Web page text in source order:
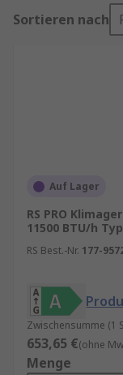
zu ganzjährigen
Finden Sie
Produkte für
Installation von
Klimaanlagen
Wenn Sie auf
beim Kauf auf
der Klimaanlage
industriellen
konstant hohe
Sortieren nach
Auf Lager
RS PRO
11500 BTU/h
RS Best.-Nr. 177-
Zwischensumme (1
653,65 €(ohne
Menge